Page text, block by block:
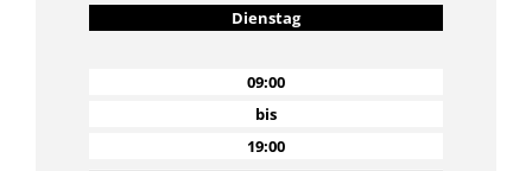
Dienstag
09:00
bis
19:00